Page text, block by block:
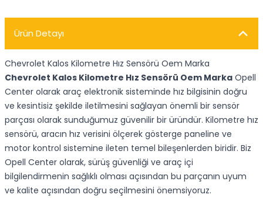
Ürün Detayı
Chevrolet Kalos Kilometre Hız Sensörü Oem Marka
Chevrolet Kalos Kilometre Hız Sensörü Oem Marka Opell
Center olarak araç elektronik sisteminde hız bilgisinin doğru
ve kesintisiz şekilde iletilmesini sağlayan önemli bir sensör
parçası olarak sunduğumuz güvenilir bir üründür. Kilometre hız
sensörü, aracın hız verisini ölçerek gösterge paneline ve
motor kontrol sistemine ileten temel bileşenlerden biridir. Biz
Opell Center olarak, sürüş güvenliği ve araç içi
bilgilendirmenin sağlıklı olması açısından bu parçanın uyum
ve kalite açısından doğru seçilmesini önemsiyoruz.